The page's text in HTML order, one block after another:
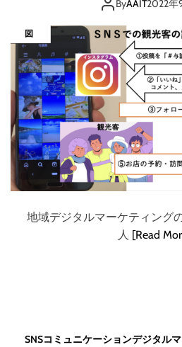
ByAAIT2022年
地域デジタルマーケティン
人 [Read
SNSコミュニケーションデジタル